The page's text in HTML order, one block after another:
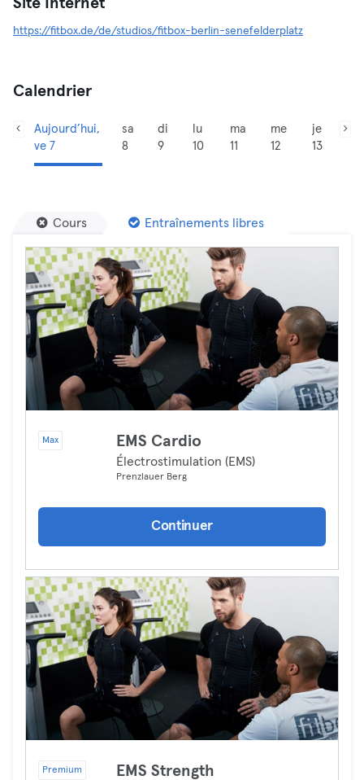
Site Internet
https://fitbox.de/de/studios/fitbox-berlin-senefelderplatz
Calendrier
Aujourd’hui,
ve 7
sa
8
di
9
lu
10
ma
11
me
12
je
13
Cours Entraînements libres
Max EMS Cardio
Électrostimulation (EMS)
Prenzlauer Berg
Continuer
Premium EMS Strength